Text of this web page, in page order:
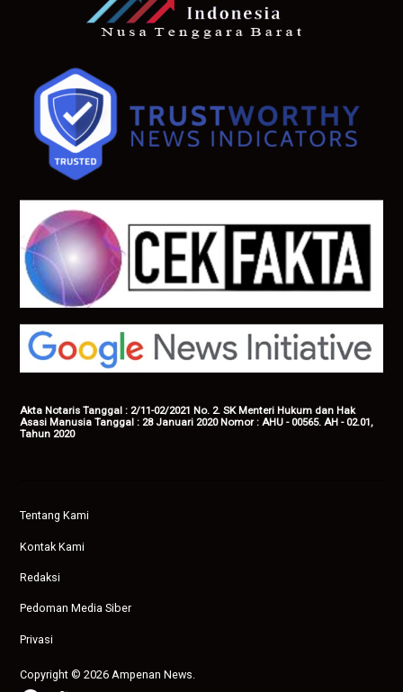
Akta Notaris Tanggal : 2/11-02/2021 No. 2. SK Menteri Hukum dan Hak
Asasi Manusia Tanggal : 28 Januari 2020 Nomor : AHU - 00565. AH - 02.01,
Tahun 2020
Tentang Kami
Kontak Kami
Redaksi
Pedoman Media Siber
Privasi
Copyright © 2026 Ampenan News.